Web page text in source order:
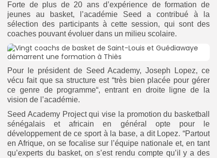
Forte de plus de 20 ans d’expérience de formation de
jeunes au basket, l’académie Seed a contribué à la
sélection des participants à cette session, qui sont des
coaches pouvant évoluer dans un milieu scolaire.
Pour le président de Seed Academy, Joseph Lopez, ce
vécu fait que sa structure est “très bien placée pour gérer
ce genre de programme“, entrant en droite ligne de la
vision de l’académie.
Seed Academy Project qui vise la promotion du basketball
sénégalais et africain en général opte pour le
développement de ce sport à la base, a dit Lopez. “Partout
en Afrique, on se focalise sur l’équipe nationale et, en tant
qu’experts du basket, on s’est rendu compte qu’il y a des